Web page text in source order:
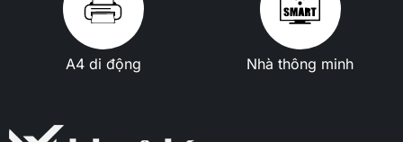
A4 di động Nhà thông minh